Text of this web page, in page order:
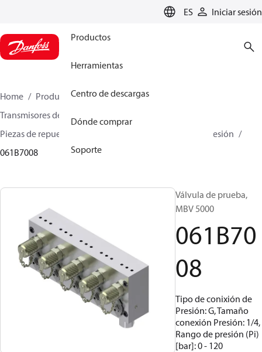
ES Iniciar sesión
Productos
Herramientas
Centro de descargas
Dónde comprar
Soporte
Home Productos
Sensing solutions
Transmisores de presión y accesorios
Piezas de repuesto y accesorios para transmisores de presión
061B7008
Válvula de prueba,
MBV 5000
061B70
08
Tipo de conixión de
Presión: G, Tamaño
conexión Presión: 1/4,
Rango de presión (Pi)
[bar]: 0 - 120